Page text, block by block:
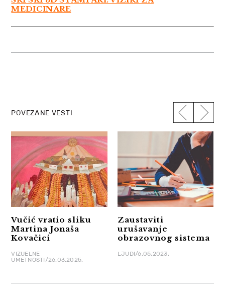
MEDICINARE
POVEZANE VESTI
Vučić vratio sliku
Martina Jonaša
Kovačici
VIZUELNE
UMETNOSTI/26.03.2025.
Zaustaviti
urušavanje
obrazovnog sistema
LJUDI/6.05.2023.